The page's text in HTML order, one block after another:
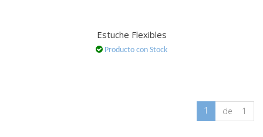
Estuche Flexibles
Producto con Stock
1 de 1